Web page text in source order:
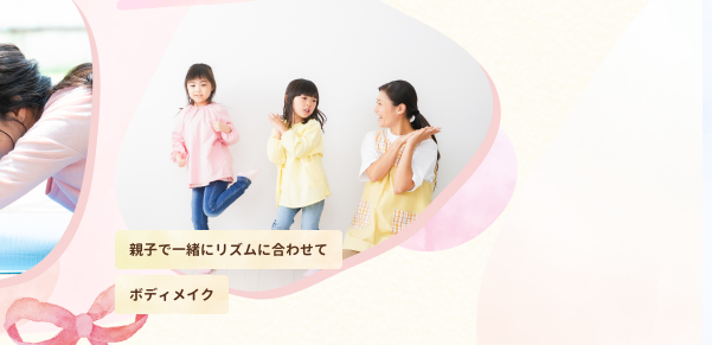
親子で一緒にリズムに合わせて
ボディメイク